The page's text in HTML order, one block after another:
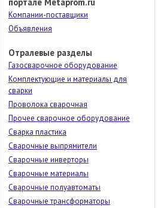
Компании-поставщики
Объявления
Отралевые разделы
Газосварочное оборудование
Комплектующие и материалы для
сварки
Проволока сварочная
Прочее сварочное оборудование
Сварка пластика
Сварочные выпрямители
Сварочные инверторы
Сварочные материалы
Сварочные полуавтоматы
Сварочные трансформаторы